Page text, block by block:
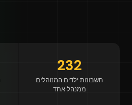
232
חשבונות ילדים המנוהלים
ממנהל אחד